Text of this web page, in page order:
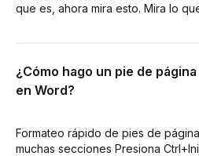
que es, ahora mira esto. Mira lo
¿Cómo hago un pie de
en Word?
Formateo rápido de pies de
muchas secciones Presiona